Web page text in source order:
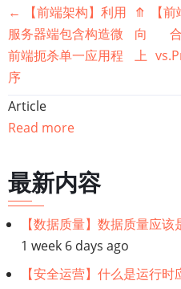
书
籍
遍
历
接：
【前
端
←
【前端架构】利用
服务器端包含构造微
前端扼杀单一应用程
序
⤊
向
上
【
Article
Read more
最新内容
【数据质量】数据质量应
1 week 6 days ago
【安全运营】什么是运行